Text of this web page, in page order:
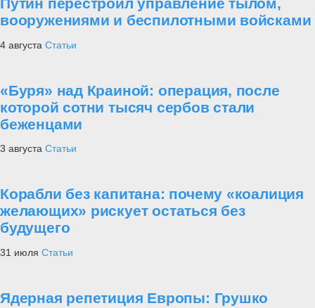
Путин перестроил управление тылом,
вооружениями и беспилотными войсками
4 августа Статьи
«Буря» над Краиной: операция, после
которой сотни тысяч сербов стали
беженцами
3 августа Статьи
Корабли без капитана: почему «коалиция
желающих» рискует остаться без
будущего
31 июля Статьи
Ядерная репетиция Европы: Грушко